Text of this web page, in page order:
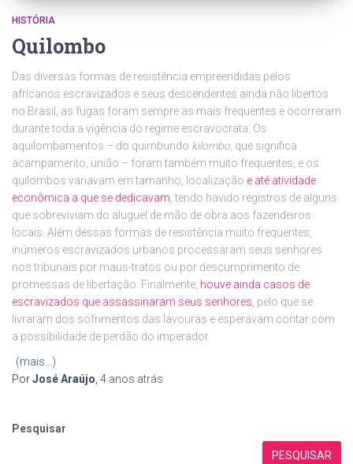
HISTÓRIA
Quilombo
Das diversas formas de resistência empreendidas pelos
africanos escravizados e seus descendentes ainda não libertos
no Brasil, as fugas foram sempre as mais frequentes e ocorreram
durante toda a vigência do regime escravocrata. Os
aquilombamentos – do quimbundo kilombo, que significa
acampamento, união – foram também muito frequentes, e os
quilombos variavam em tamanho, localização e até atividade
econômica a que se dedicavam , tendo havido registros de alguns
que sobreviviam do aluguel de mão de obra aos fazendeiros
locais. Além dessas formas de resistência muito frequentes,
inúmeros escravizados urbanos processaram seus senhores
nos tribunais por maus-tratos ou por descumprimento de
promessas de libertação. Finalmente, houve ainda casos de
escravizados que assassinaram seus senhores , pelo que se
livraram dos sofrimentos das lavouras e esperavam contar com
a possibilidade de perdão do imperador.
(mais…)
PorJosé Araújo 4 anos atrás
Pesquisar
PESQUISAR